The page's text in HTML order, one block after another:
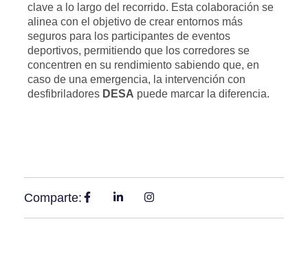
clave a lo largo del recorrido. Esta colaboración se
alinea con el objetivo de crear entornos más
seguros para los participantes de eventos
deportivos, permitiendo que los corredores se
concentren en su rendimiento sabiendo que, en
caso de una emergencia, la intervención con
desfibriladores DESA puede marcar la diferencia.
Comparte: